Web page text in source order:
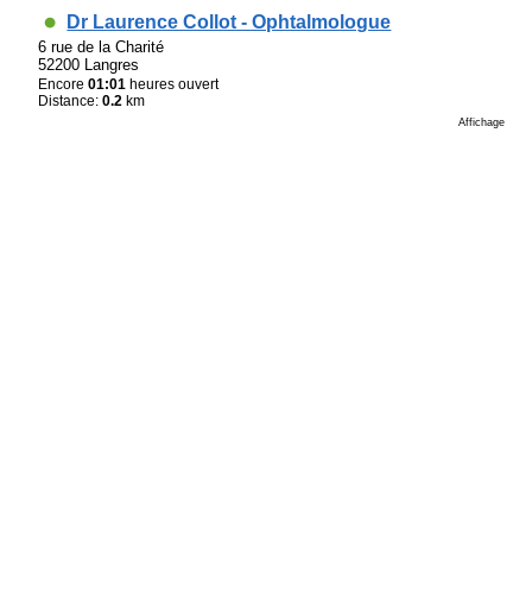
Dr Laurence Collot - Ophtalmologue
6 rue de la Charité
52200 Langres
Encore01:01 heures ouvert
Distance:0.2 km
Affichage